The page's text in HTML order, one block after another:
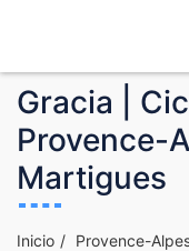
Gracia |
Provence-
Martigues
Inicio Provence-